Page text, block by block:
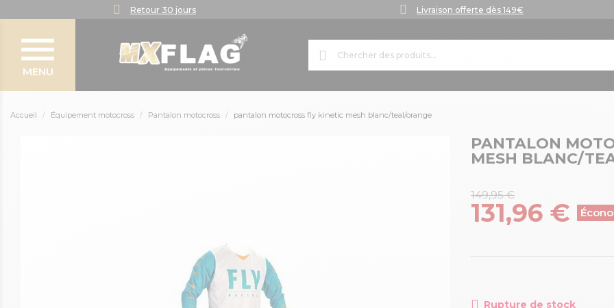
Retour 30 jours Livraison offerte dès 149€
MENU
Accueil Équipement motocross Pantalon motocross pantalon motocross fly kinetic mesh blanc/teal/orange
PANTALON
MESH BLANC/
149,95 €
131,96 €
Rupture de stock